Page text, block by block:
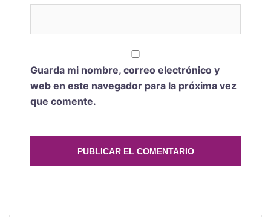
Guarda mi nombre, correo electrónico y
web en este navegador para la próxima vez
que comente.